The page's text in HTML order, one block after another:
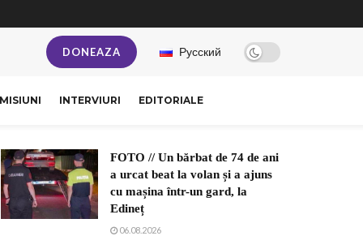
DONEAZA Русский
INTERVIURI EDITORIALE
FOTO // Un bărbat de 74 de ani
a urcat beat la volan și a ajuns
cu mașina într-un gard, la
Edineț
06.08.2026